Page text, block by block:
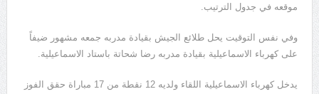
موقعه في جدول الترتيب.
وفي نفس التوقيت يحل طلائع الجيش بقيادة مدربه جمعه مشهور ضيفاً
على كهرباء الاسماعيلية بقيادة مدربه رضا شحاتة باستاد الاسماعيلية.
يدخل كهرباء الاسماعيلية اللقاء ولديه 12 نقطة من 17 مباراة حقق الفوز